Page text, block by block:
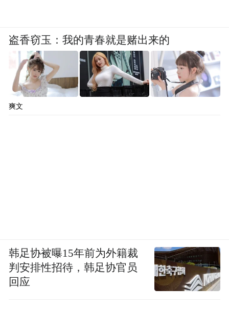
盗香窃玉：我的青春就是赌出来的
爽文
韩足协被曝15年前为外籍裁
判安排性招待，韩足协官员
回应